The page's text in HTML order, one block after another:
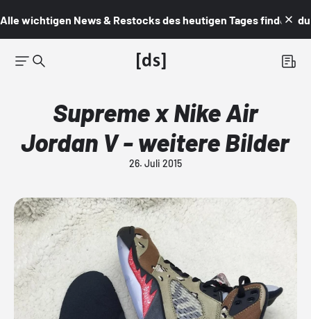
Alle wichtigen News & Restocks des heutigen Tages findest du
Supreme x Nike Air
Jordan V - weitere Bilder
26. Juli 2015